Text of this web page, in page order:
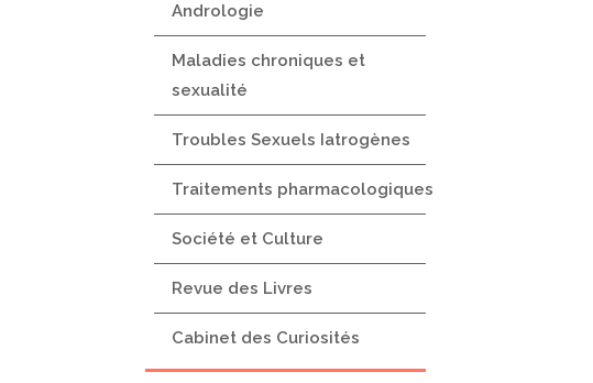
Andrologie
Maladies chroniques et
sexualité
Troubles Sexuels Iatrogènes
Traitements pharmacologiques
Société et Culture
Revue des Livres
Cabinet des Curiosités